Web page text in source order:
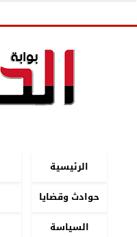
الرئيسية
حوادث وقضايا
السياسة